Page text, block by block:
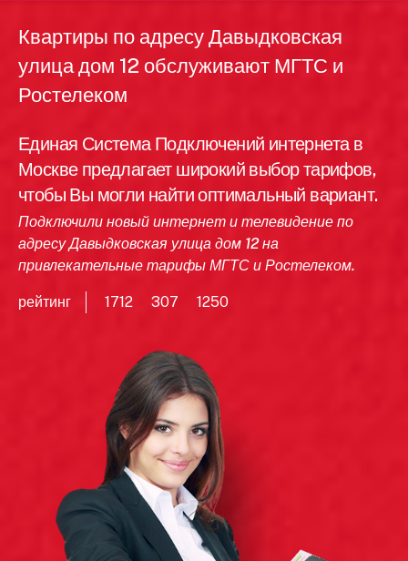
Квартиры по адресу Давыдковская
улица дом 12 обслуживают МГТС и
Ростелеком
Единая Система Подключений интернета в
Москве предлагает широкий выбор тарифов,
чтобы Вы могли найти оптимальный вариант.
Подключили новый интернет и телевидение по
адресу Давыдковская улица дом 12 на
привлекательные тарифы МГТС и Ростелеком.
рейтинг 1712 307 1250